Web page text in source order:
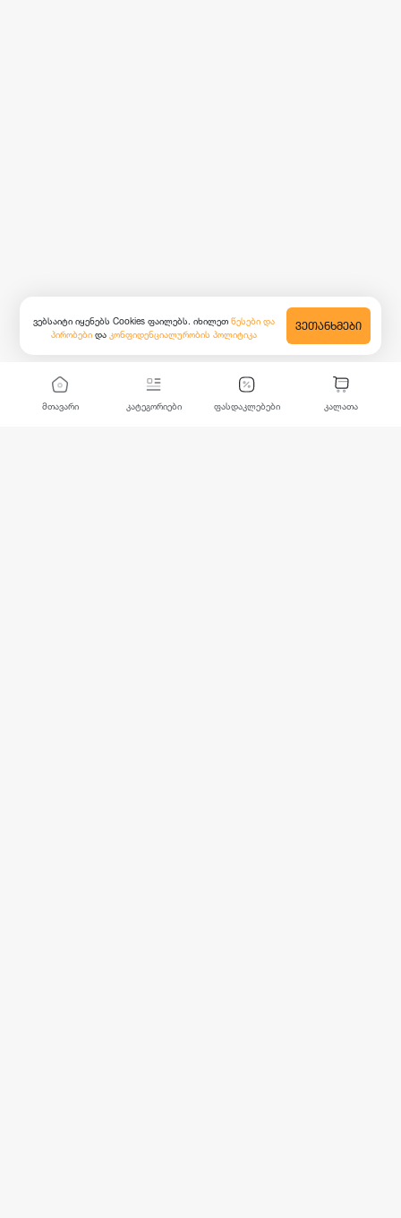
მთავარი კატეგორიები ფასდაკლებები კალათა
ვებსაიტი იყენებს Cookies ფაილებს. იხილეთ წესები და
პირობები და კონფიდენციალურობის პოლიტიკა
ᲕᲔᲗᲐᲜᲮᲛᲔᲑᲘ